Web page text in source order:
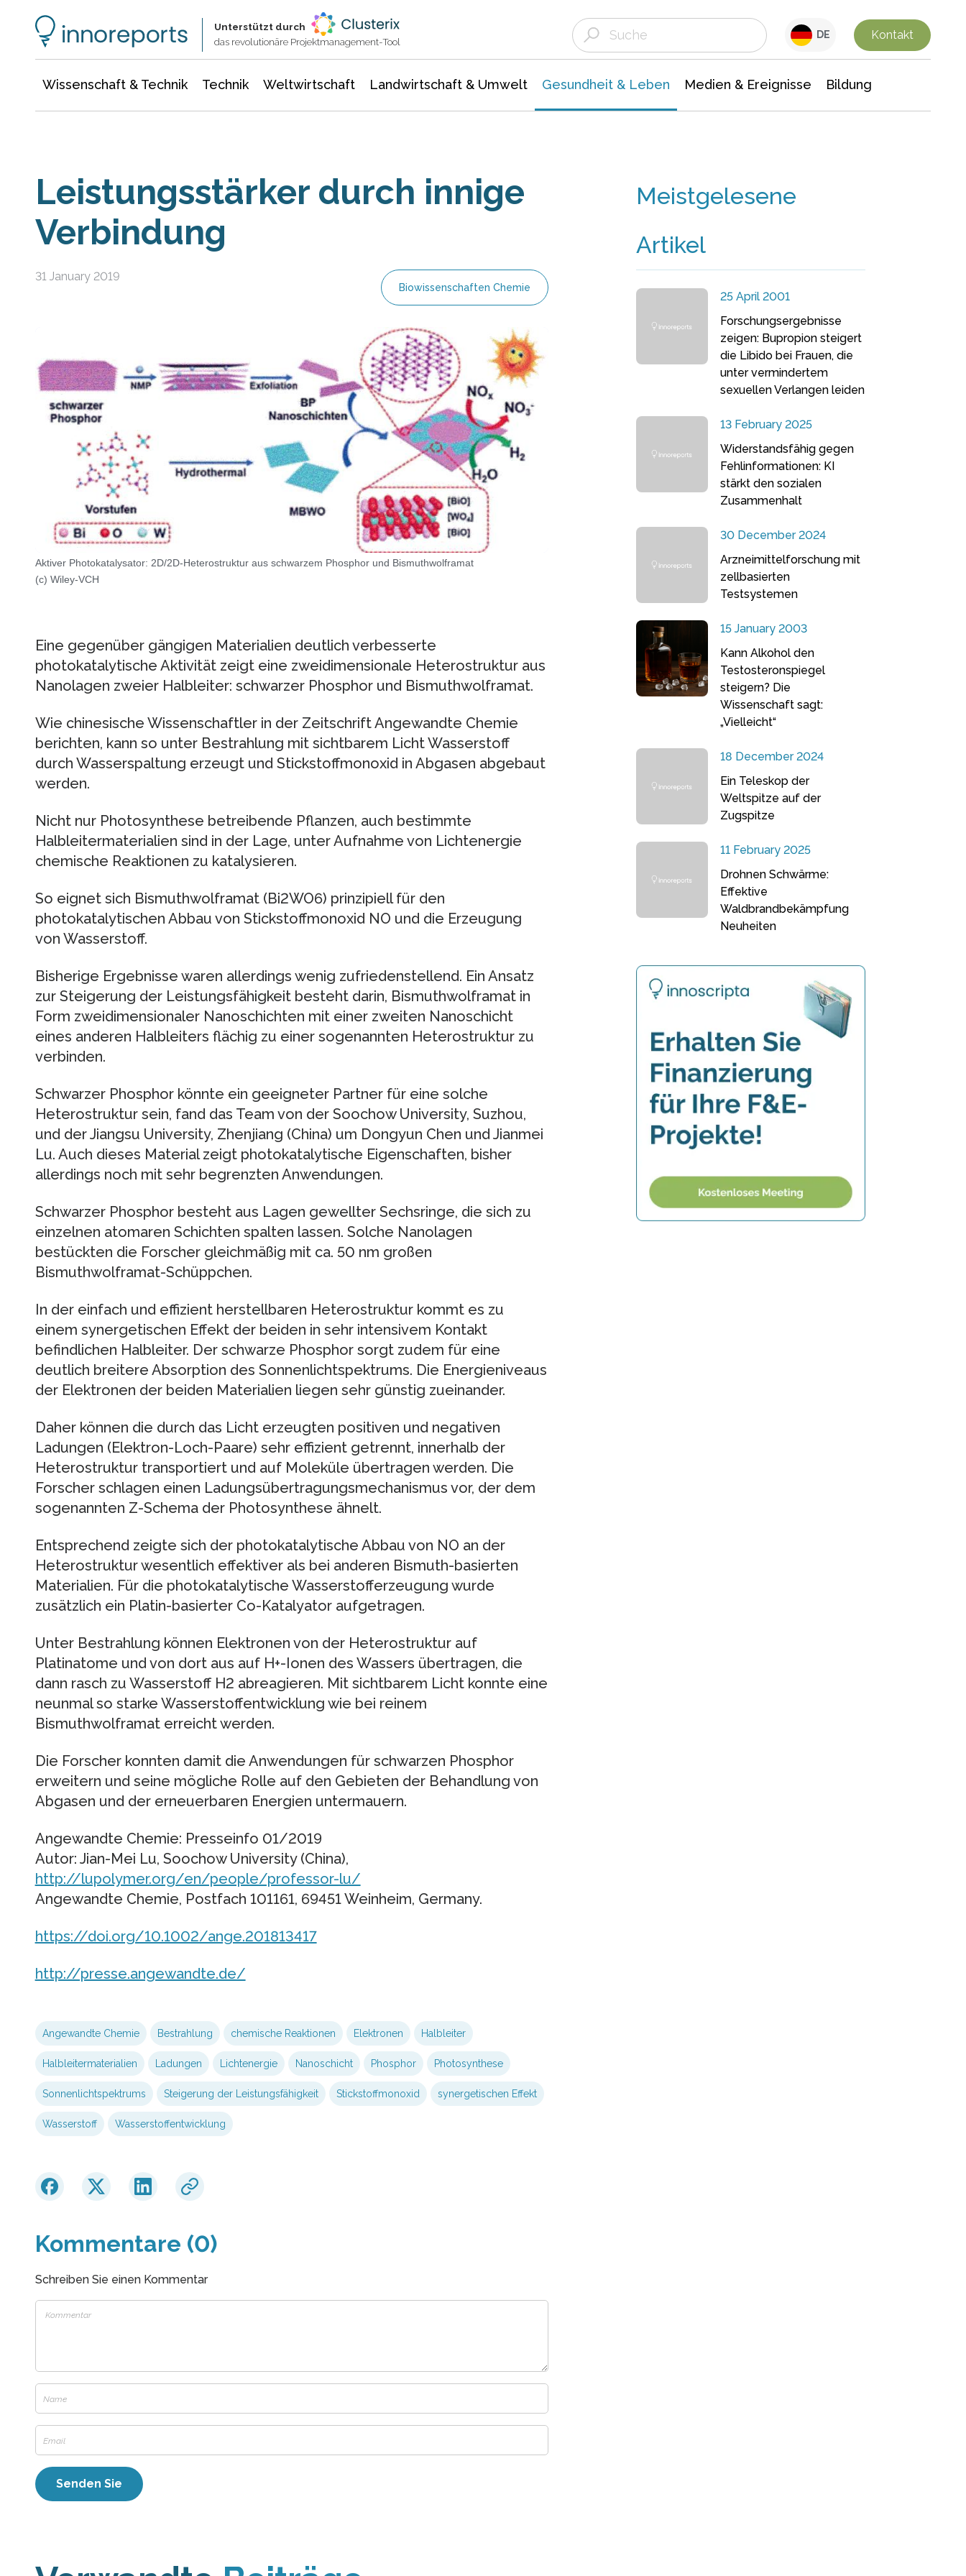
Unterstützt durch
das revolutionäre Projektmanagement-Tool
DE Kontakt
Wissenschaft & Technik Technik Weltwirtschaft Landwirtschaft & Umwelt Gesundheit & Leben Medien & Ereignisse Bildung
Leistungsstärker durch innige
Verbindung
31 January 2019
Biowissenschaften Chemie
Aktiver Photokatalysator: 2D/2D-Heterostruktur aus schwarzem Phosphor und Bismuthwolframat
(c) Wiley-VCH
Eine gegenüber gängigen Materialien deutlich verbesserte
photokatalytische Aktivität zeigt eine zweidimensionale Heterostruktur aus
Nanolagen zweier Halbleiter: schwarzer Phosphor und Bismuthwolframat.
Wie chinesische Wissenschaftler in der Zeitschrift Angewandte Chemie
berichten, kann so unter Bestrahlung mit sichtbarem Licht Wasserstoff
durch Wasserspaltung erzeugt und Stickstoffmonoxid in Abgasen abgebaut
werden.
Nicht nur Photosynthese betreibende Pflanzen, auch bestimmte
Halbleitermaterialien sind in der Lage, unter Aufnahme von Lichtenergie
chemische Reaktionen zu katalysieren.
So eignet sich Bismuthwolframat (Bi2WO6) prinzipiell für den
photokatalytischen Abbau von Stickstoffmonoxid NO und die Erzeugung
von Wasserstoff.
Bisherige Ergebnisse waren allerdings wenig zufriedenstellend. Ein Ansatz
zur Steigerung der Leistungsfähigkeit besteht darin, Bismuthwolframat in
Form zweidimensionaler Nanoschichten mit einer zweiten Nanoschicht
eines anderen Halbleiters flächig zu einer sogenannten Heterostruktur zu
verbinden.
Schwarzer Phosphor könnte ein geeigneter Partner für eine solche
Heterostruktur sein, fand das Team von der Soochow University, Suzhou,
und der Jiangsu University, Zhenjiang (China) um Dongyun Chen und Jianmei
Lu. Auch dieses Material zeigt photokatalytische Eigenschaften, bisher
allerdings noch mit sehr begrenzten Anwendungen.
Schwarzer Phosphor besteht aus Lagen gewellter Sechsringe, die sich zu
einzelnen atomaren Schichten spalten lassen. Solche Nanolagen
bestückten die Forscher gleichmäßig mit ca. 50 nm großen
Bismuthwolframat-Schüppchen.
In der einfach und effizient herstellbaren Heterostruktur kommt es zu
einem synergetischen Effekt der beiden in sehr intensivem Kontakt
befindlichen Halbleiter. Der schwarze Phosphor sorgt zudem für eine
deutlich breitere Absorption des Sonnenlichtspektrums. Die Energieniveaus
der Elektronen der beiden Materialien liegen sehr günstig zueinander.
Daher können die durch das Licht erzeugten positiven und negativen
Ladungen (Elektron-Loch-Paare) sehr effizient getrennt, innerhalb der
Heterostruktur transportiert und auf Moleküle übertragen werden. Die
Forscher schlagen einen Ladungsübertragungsmechanismus vor, der dem
sogenannten Z-Schema der Photosynthese ähnelt.
Entsprechend zeigte sich der photokatalytische Abbau von NO an der
Heterostruktur wesentlich effektiver als bei anderen Bismuth-basierten
Materialien. Für die photokatalytische Wasserstofferzeugung wurde
zusätzlich ein Platin-basierter Co-Katalyator aufgetragen.
Unter Bestrahlung können Elektronen von der Heterostruktur auf
Platinatome und von dort aus auf H+-Ionen des Wassers übertragen, die
dann rasch zu Wasserstoff H2 abreagieren. Mit sichtbarem Licht konnte eine
neunmal so starke Wasserstoffentwicklung wie bei reinem
Bismuthwolframat erreicht werden.
Die Forscher konnten damit die Anwendungen für schwarzen Phosphor
erweitern und seine mögliche Rolle auf den Gebieten der Behandlung von
Abgasen und der erneuerbaren Energien untermauern.
Angewandte Chemie: Presseinfo 01/2019
Autor: Jian-Mei Lu, Soochow University (China),
http://lupolymer.org/en/people/professor-lu/
Angewandte Chemie, Postfach 101161, 69451 Weinheim, Germany.
https://doi.org/10.1002/ange.201813417
http://presse.angewandte.de/
Angewandte Chemie Bestrahlung chemische Reaktionen Elektronen Halbleiter
Halbleitermaterialien Ladungen Lichtenergie Nanoschicht Phosphor Photosynthese
Sonnenlichtspektrums Steigerung der Leistungsfähigkeit Stickstoffmonoxid synergetischen Effekt
Wasserstoff Wasserstoffentwicklung
Kommentare (0)
Schreiben Sie einen Kommentar
Meistgelesene
Artikel
25 April 2001
Forschungsergebnisse
zeigen: Bupropion steigert
die Libido bei Frauen, die
unter vermindertem
sexuellen Verlangen leiden
13 February 2025
Widerstandsfähig gegen
Fehlinformationen: KI
stärkt den sozialen
Zusammenhalt
30 December 2024
Arzneimittelforschung mit
zellbasierten
Testsystemen
15 January 2003
Kann Alkohol den
Testosteronspiegel
steigern? Die
Wissenschaft sagt:
„Vielleicht“
18 December 2024
Ein Teleskop der
Weltspitze auf der
Zugspitze
11 February 2025
Drohnen Schwärme:
Effektive
Waldbrandbekämpfung
Neuheiten